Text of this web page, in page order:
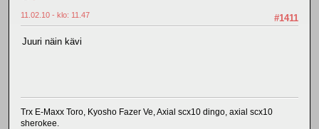
#1411
11.02.10 - klo: 11.47
Juuri näin kävi
Trx E-Maxx Toro, Kyosho Fazer Ve, Axial scx10 dingo, axial scx10
sherokee.